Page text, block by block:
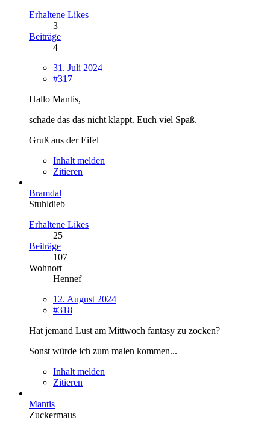
Erhaltene Likes
3
Beiträge
4
31. Juli 2024
#317
Hallo Mantis,
schade das das nicht klappt. Euch viel Spaß.
Gruß aus der Eifel
Inhalt melden
Zitieren
Bramdal
Stuhldieb
Erhaltene Likes
25
Beiträge
107
Wohnort
Hennef
12. August 2024
#318
Hat jemand Lust am Mittwoch fantasy zu zocken?
Sonst würde ich zum malen kommen...
Inhalt melden
Zitieren
Mantis
Zuckermaus